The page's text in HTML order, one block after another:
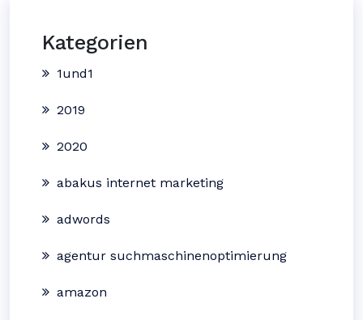
Kategorien
1und1
2019
2020
abakus internet marketing
adwords
agentur suchmaschinenoptimierung
amazon